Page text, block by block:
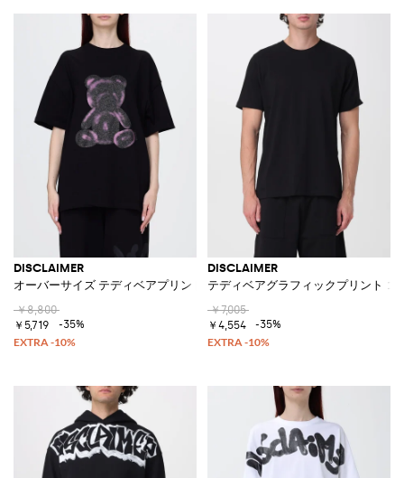
DISCLAIMER
オーバーサイズ テディベアプリント クルーネック コットンTシャツ
￥8,800
￥5,719
-35%
DISCLAIMER
テディベアグラフィックプリント コ
￥7,005
￥4,554
-35%